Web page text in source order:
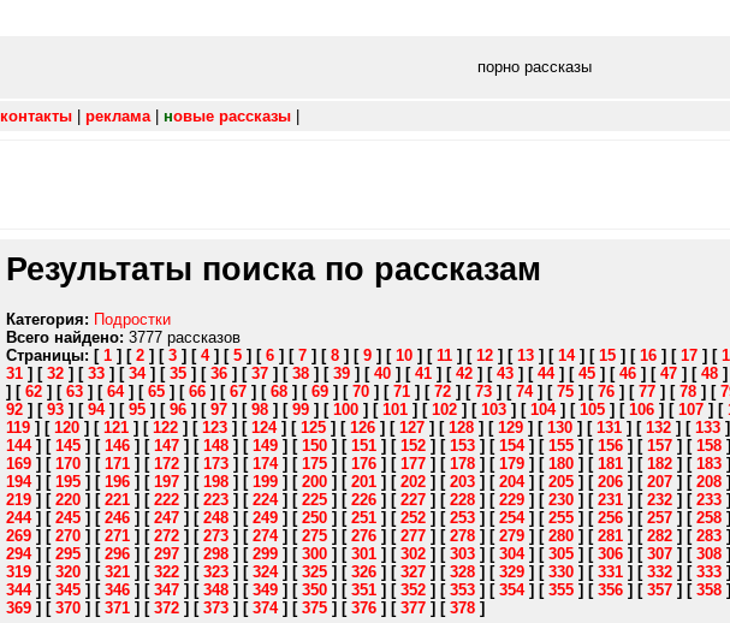
порно рассказы
контакты реклама| новые рассказы
Результаты поиска по рассказам
Категория: Подростки
Всего найдено: 3777 рассказов
Страницы: [ 1 ] [ 2 ] [ 3 ] [ 4] [ 5 ] [ 6 ] [ 7 ] [ 8 ] [ 9 ] [ 10 ] [ 11 ] [ 12 ] [ 13 ] [ 14] [ 15 ] [ 16 ] [ 17 ] [
31 ] [ 32 ] [ 33 ] [ 34] [ 35 ] [ 36 ] [ 37 ] [ 38 ] [ 39 ] [ 40 ] [ 41 ] [ 42 ] [ 43 ] [ 44] [ 45 ] [ 46 ] [ 47 ] [ 48 ]
] [ 62 ] [ 63 ] [ 64] [ 65 ] [ 66 ] [ 67 ] [ 68 ] [ 69 ] [ 70 ] [ 71 ] [ 72 ] [ 73 ] [ 74] [ 75 ] [ 76 ] [ 77 ] [ 78 ] [
92 ] [ 93 ] [ 94] [ 95 ] [ 96 ] [ 97 ] [ 98 ] [ 99 ] [ 100 ] [ 101 ] [ 102 ] [ 103 ] [ 104] [ 105 ] [ 106 ] [ 107 ] [
119 ] [ 120 ] [ 121 ] [ 122 ] [ 123 ] [ 124] [ 125 ] [ 126 ] [ 127 ] [ 128 ] [ 129 ] [ 130 ] [ 131 ] [ 132 ] [ 133 ]
144] [ 145 ] [ 146 ] [ 147 ] [ 148 ] [ 149 ] [ 150 ] [ 151 ] [ 152 ] [ 153 ] [ 154] [ 155 ] [ 156 ] [ 157 ] [ 158 ]
169 ] [ 170 ] [ 171 ] [ 172 ] [ 173 ] [ 174] [ 175 ] [ 176 ] [ 177 ] [ 178 ] [ 179 ] [ 180 ] [ 181 ] [ 182 ] [ 183 ]
194] [ 195 ] [ 196 ] [ 197 ] [ 198 ] [ 199 ] [ 200 ] [ 201 ] [ 202 ] [ 203 ] [ 204] [ 205 ] [ 206 ] [ 207 ] [ 208 ]
219 ] [ 220 ] [ 221 ] [ 222 ] [ 223 ] [ 224] [ 225 ] [ 226 ] [ 227 ] [ 228 ] [ 229 ] [ 230 ] [ 231 ] [ 232 ] [ 233 ]
244] [ 245 ] [ 246 ] [ 247 ] [ 248 ] [ 249 ] [ 250 ] [ 251 ] [ 252 ] [ 253 ] [ 254] [ 255 ] [ 256 ] [ 257 ] [ 258 ]
269 ] [ 270 ] [ 271 ] [ 272 ] [ 273 ] [ 274] [ 275 ] [ 276 ] [ 277 ] [ 278 ] [ 279 ] [ 280 ] [ 281 ] [ 282 ] [ 283 ]
294] [ 295 ] [ 296 ] [ 297 ] [ 298 ] [ 299 ] [ 300 ] [ 301 ] [ 302 ] [ 303 ] [ 304] [ 305 ] [ 306 ] [ 307 ] [ 308 ]
319 ] [ 320 ] [ 321 ] [ 322 ] [ 323 ] [ 324] [ 325 ] [ 326 ] [ 327 ] [ 328 ] [ 329 ] [ 330 ] [ 331 ] [ 332 ] [ 333 ]
344] [ 345 ] [ 346 ] [ 347 ] [ 348 ] [ 349 ] [ 350 ] [ 351 ] [ 352 ] [ 353 ] [ 354] [ 355 ] [ 356 ] [ 357 ] [ 358 ]
369 ] [ 370 ] [ 371 ] [ 372 ] [ 373 ] [ 374] [ 375 ] [ 376 ] [ 377 ] [ 378 ]